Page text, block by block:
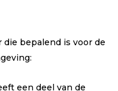
bepalend is voor de
een deel van de